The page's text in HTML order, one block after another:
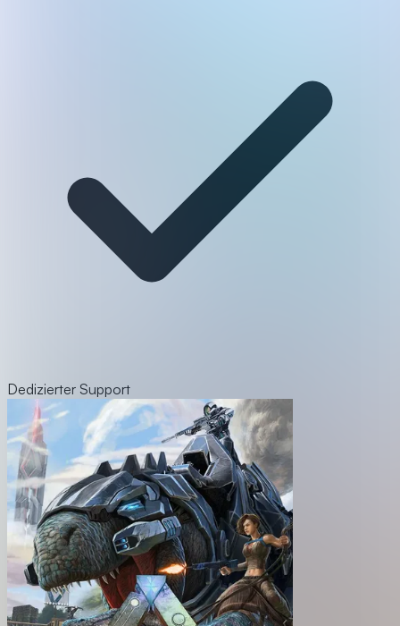
Dedizierter Support